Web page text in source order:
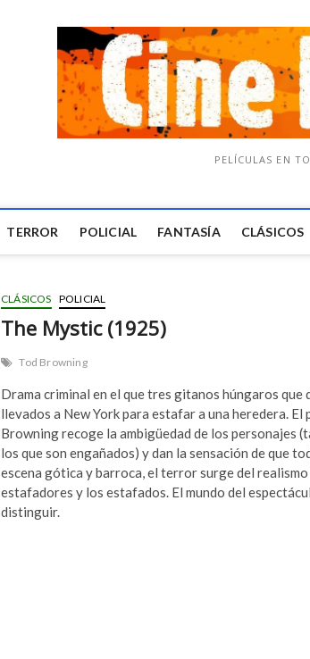
PELÍCULAS EN
TERROR POLICIAL FANTASÍA CLÁSICOS
CLÁSICOS POLICIAL
The Mystic (1925)
Tod Browning
Drama criminal en el que tres gitanos húngaros que
llevados a New York para estafar a una heredera.
Browning recoge la ambigüedad de los personajes
los que son engañados) y dan la sensación de que
escena gótica y barroca, el terror surge del
estafadores y los estafados. El mundo del
distinguir.